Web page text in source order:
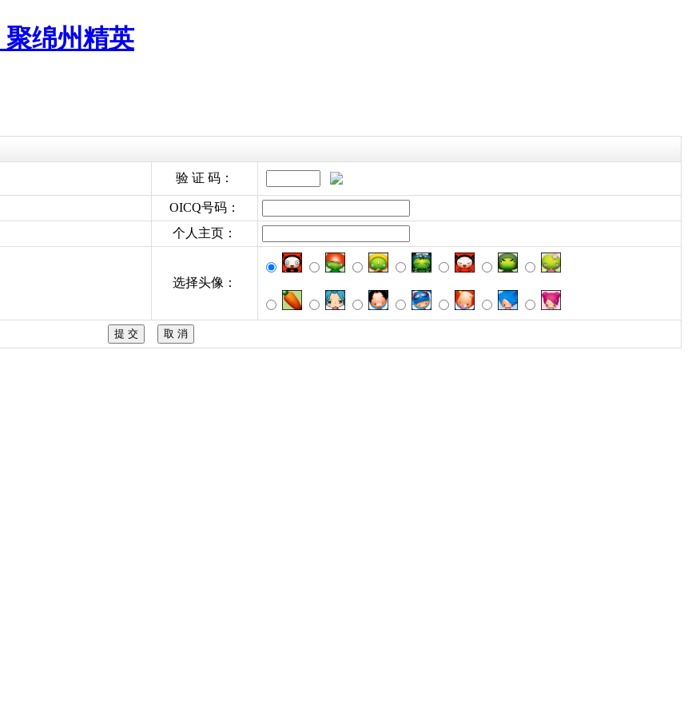
绵州精英
验 证 码：
OICQ号码：
个人主页：
选择头像：